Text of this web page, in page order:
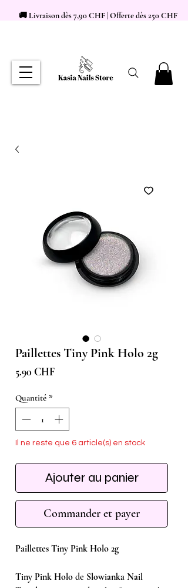
🚚 Livraison dès 7,90 CHF | Offerte dès 250 CHF
Paillettes Tiny Pink Holo 2g
5.90 CHFPrix
Quantité *
Il ne reste que 6 article(s) en stock
Ajouter au panier
Commander et payer
Paillettes Tiny Pink Holo 2g
Tiny Pink Holo de Slowianka Nail